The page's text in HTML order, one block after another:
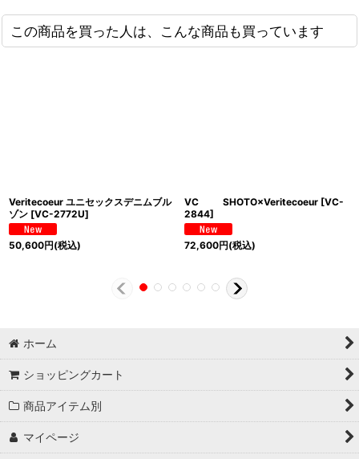
この商品を買った人は、こんな商品も買っています
Veritecoeur ユニセックスデニムブル
ゾン [VC-2772U]
50,600円(税込)
VC SHOTO×Veritecoeur [VC-
2844]
72,600円(税込)
ホーム
ショッピングカート
商品アイテム別
マイページ